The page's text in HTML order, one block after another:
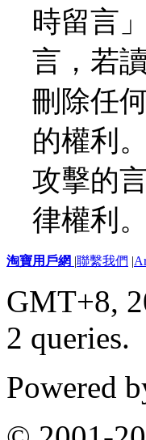
時留言
言，若
刪除任
的權利
攻擊的
律權利。
淘寶用戶網 |聯繫我們 |
GMT+8,
2 queries.
Powered